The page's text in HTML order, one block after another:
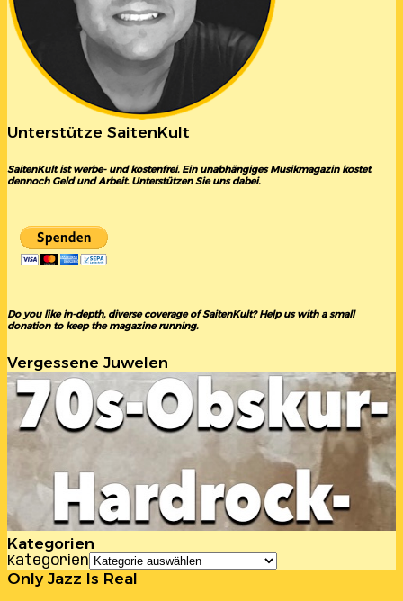
Unterstütze SaitenKult
SaitenKult ist werbe- und kostenfrei. Ein unabhängiges Musikmagazin kostet
dennoch Geld und Arbeit. Unterstützen Sie uns dabei.
Do you like in-depth, diverse coverage of SaitenKult? Help us with a small
donation to keep the magazine running.
Vergessene Juwelen
Kategorien
Kategorien
Only Jazz Is Real